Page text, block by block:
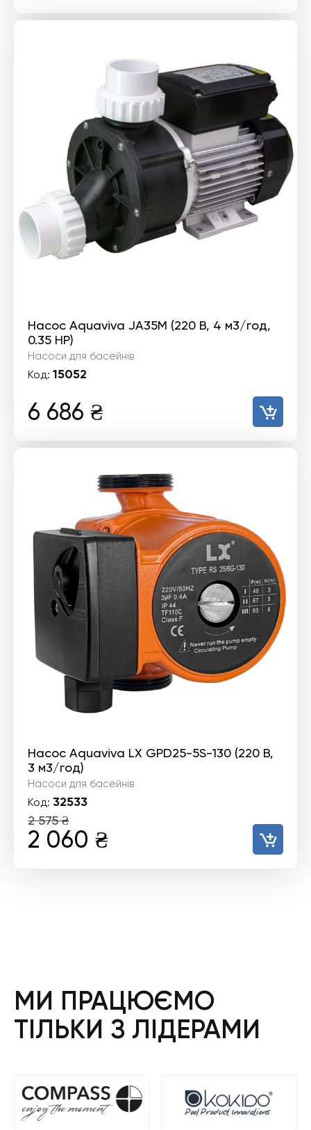
Насос Aquaviva JA35M (220 В, 4 м3/год,
0.35 HP)
Насоси для басейнів
Код: 15052
6 686 ₴
Насос Aquaviva LX GPD25-5S-130 (220 В,
3 м3/год)
Насоси для басейнів
Код: 32533
2 575₴
Оригінальна
2 060 ₴
МИ ПРАЦЮЄМО
ТІЛЬКИ З ЛІДЕРАМИ